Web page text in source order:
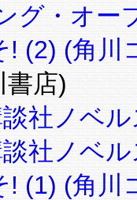
グ・オー
! (2) (角川
書店)
社ノベ
社ノベ
! (1) (角川